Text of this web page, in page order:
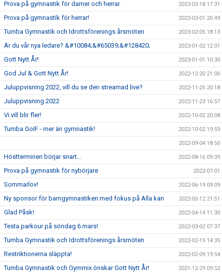
Prova på gymnastik för damer och herrar 2023-03-18 17:31
Prova på gymnastik för herrar! 2023-03-01 20:49
Tumba Gymnastik och Idrottsförenings årsmöten 2023-02-05 18:13
Är du vår nya ledare? &#10084;&#65039;&#128420; 2023-01-02 12:01
Gott Nytt År! 2023-01-01 10:30
God Jul & Gott Nytt År! 2022-12-20 21:00
Juluppvisning 2022, vill du se den streamad live? 2022-11-25 20:18
Juluppvisning 2022 2022-11-23 16:57
Vi vill blir fler! 2022-10-02 20:08
Tumba GoIF - mer än gymnastik! 2022-10-02 19:59
2022-09-04 18:50
Höstterminen börjar snart... 2022-08-16 09:39
Prova på gymnastik för nybörjare 2022-07-01
Sommarlov! 2022-06-19 09:09
Ny sponsor för barngymnastiken med fokus på Alla kan 2022-05-12 21:51
Glad Påsk! 2022-04-14 11:30
Testa parkour på söndag 6 mars! 2022-03-02 07:37
Tumba Gymnastik och Idrottsförenings årsmöten 2022-02-19 14:35
Restriktionerna släppta! 2022-02-09 19:54
Tumba Gymnastik och Gymmix önskar Gott Nytt År! 2021-12-29 09:52